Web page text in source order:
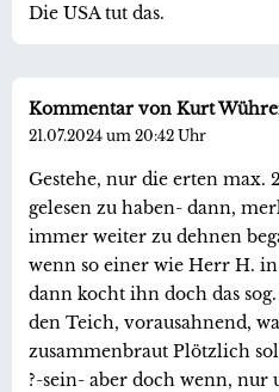
Die USA tut das.
Kommentar von Kurt
21.07.2024 um 20:42 Uhr
Gestehe, nur die erten max.
gelesen zu haben- dann,
immer weiter zu dehnen
wenn so einer wie Herr H.
dann kocht ihn doch das
den Teich, vorausahnend,
zusammenbraut Plötzlich
?-sein- aber doch wenn, nur